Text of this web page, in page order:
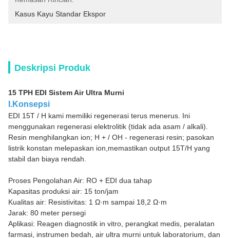
Kasus Kayu Standar Ekspor
Deskripsi Produk
15 TPH EDI Sistem Air Ultra Murni
I.Konsepsi
EDI 15T / H kami memiliki regenerasi terus menerus. Ini
menggunakan regenerasi elektrolitik (tidak ada asam / alkali).
Resin menghilangkan ion; H + / OH - regenerasi resin; pasokan
listrik konstan melepaskan ion,memastikan output 15T/H yang
stabil dan biaya rendah.
Proses Pengolahan Air: RO + EDI dua tahap
Kapasitas produksi air: 15 ton/jam
Kualitas air: Resistivitas: 1 Ω·m sampai 18,2 Ω·m
Jarak: 80 meter persegi
Aplikasi: Reagen diagnostik in vitro, perangkat medis, peralatan
farmasi, instrumen bedah, air ultra murni untuk laboratorium, dan